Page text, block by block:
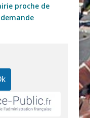
proche de